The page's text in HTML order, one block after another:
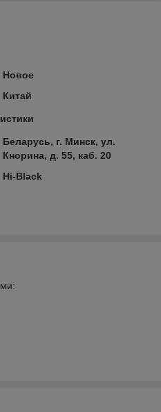
Новое
Китай
Беларусь, г. Минск, ул.
Кнорина, д. 55, каб. 20
Hi-Black